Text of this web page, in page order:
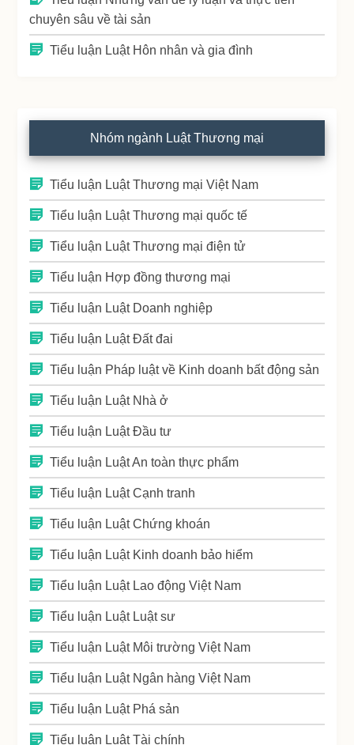
chuyên sâu về tài sản
Tiểu luận Luật Hôn nhân và gia đình
Nhóm ngành Luật Thương mại
Tiểu luận Luật Thương mại Việt Nam
Tiểu luận Luật Thương mại quốc tế
Tiểu luận Luật Thương mại điện tử
Tiểu luận Hợp đồng thương mại
Tiểu luận Luật Doanh nghiệp
Tiểu luận Luật Đất đai
Tiểu luận Pháp luật về Kinh doanh bất động sản
Tiểu luận Luật Nhà ở
Tiểu luận Luật Đầu tư
Tiểu luận Luật An toàn thực phẩm
Tiểu luận Luật Cạnh tranh
Tiểu luận Luật Chứng khoán
Tiểu luận Luật Kinh doanh bảo hiểm
Tiểu luận Luật Lao động Việt Nam
Tiểu luận Luật Luật sư
Tiểu luận Luật Môi trường Việt Nam
Tiểu luận Luật Ngân hàng Việt Nam
Tiểu luận Luật Phá sản
Tiểu luận Luật Tài chính